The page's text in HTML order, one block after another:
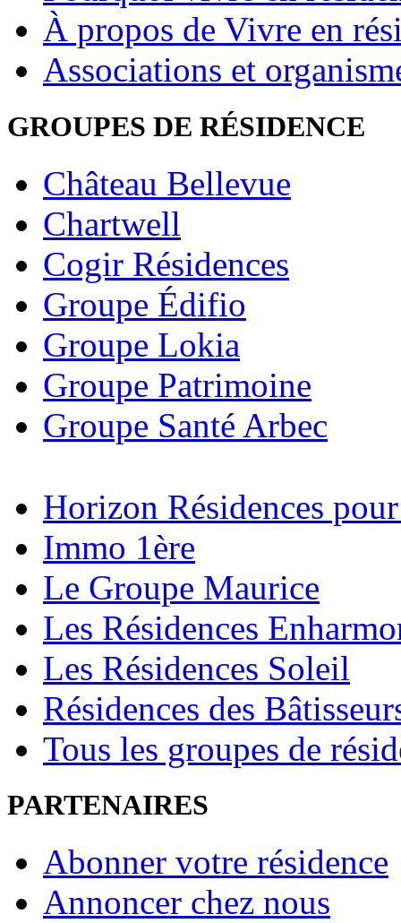
À propos de Vivre en
Associations et
GROUPES DE RÉSIDENCE
Château Bellevue
Chartwell
Cogir Résidences
Groupe Édifio
Groupe Lokia
Groupe Patrimoine
Groupe Santé Arbec
Horizon Résidences
Immo 1ère
Le Groupe Maurice
Les Résidences
Les Résidences Soleil
Résidences des
Tous les groupes de
PARTENAIRES
Abonner votre résidence
Annoncer chez nous